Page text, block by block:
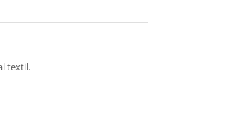
textil.